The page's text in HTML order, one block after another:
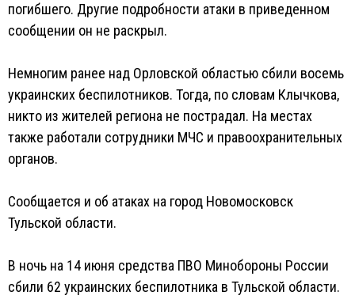
погибшего. Другие подробности атаки в приведенном
сообщении он не раскрыл.
Немногим ранее над Орловской областью сбили восемь
украинских беспилотников. Тогда, по словам Клычкова,
никто из жителей региона не пострадал. На местах
также работали сотрудники МЧС и правоохранительных
органов.
Сообщается и об атаках на город Новомосковск
Тульской области.
В ночь на 14 июня средства ПВО Минобороны России
сбили 62 украинских беспилотника в Тульской области.